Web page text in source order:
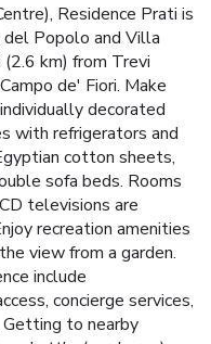
Residence Prati is
Popolo and Villa
km) from Trevi
de' Fiori. Make
decorated
with refrigerators and
cotton sheets,
sofa beds. Rooms
televisions are
recreation amenities
view from a garden.
include
concierge services,
Getting to nearby